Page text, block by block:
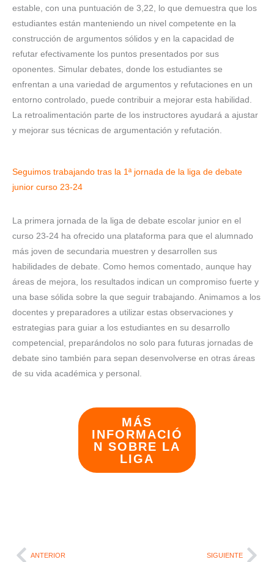
estable, con una puntuación de 3,22, lo que demuestra que los
estudiantes están manteniendo un nivel competente en la
construcción de argumentos sólidos y en la capacidad de
refutar efectivamente los puntos presentados por sus
oponentes. Simular debates, donde los estudiantes se
enfrentan a una variedad de argumentos y refutaciones en un
entorno controlado, puede contribuir a mejorar esta habilidad.
La retroalimentación parte de los instructores ayudará a ajustar
y mejorar sus técnicas de argumentación y refutación.
Seguimos trabajando tras la 1ª jornada de la liga de debate
junior curso 23-24
La primera jornada de la liga de debate escolar junior en el
curso 23-24 ha ofrecido una plataforma para que el alumnado
más joven de secundaria muestren y desarrollen sus
habilidades de debate. Como hemos comentado, aunque hay
áreas de mejora, los resultados indican un compromiso fuerte y
una base sólida sobre la que seguir trabajando. Animamos a los
docentes y preparadores a utilizar estas observaciones y
estrategias para guiar a los estudiantes en su desarrollo
competencial, preparándolos no solo para futuras jornadas de
debate sino también para sepan desenvolverse en otras áreas
de su vida académica y personal.
MÁS
INFORMACIÓ
N SOBRE LA
LIGA
ANTERIOR SIGUIENTE